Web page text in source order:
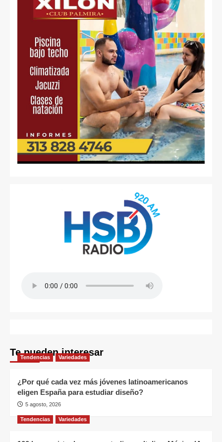
Te pueden interesar
Tendencias Variedades
¿Por qué cada vez más jóvenes latinoamericanos
eligen España para estudiar diseño?
5 agosto, 2026
Tendencias Variedades